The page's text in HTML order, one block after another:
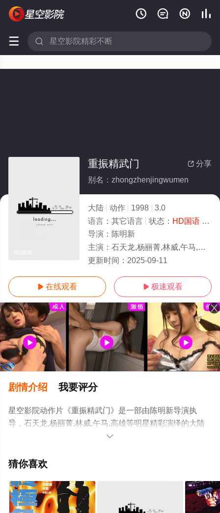
   
 
 分享
重振精武门
别名：zhongzhenjingwumen
大陆 动作 1998
3.0
语言： 其它语言 状态： HD国语- 免费在线观看
导演： 陈明新
主演： 石天龙,杨丽菁,林威,午马,高雄
更新时间： 2025-09-11
 在线观看  极速观看
剧情介绍 我要评分
星空影院动作片《重振精武门》是一部由陈明新导演执
导，石天龙,杨丽菁,林威,午马,高雄等明星精彩演绎的大陆
电影，手机免费观看高清无删减完整版电影大全就上星空
网等平台了解。

猜你喜欢